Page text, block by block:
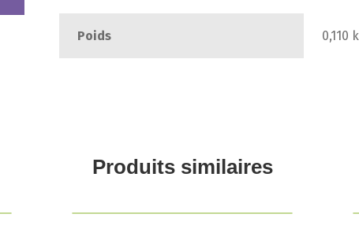
Poids 0,110
Produits similaires